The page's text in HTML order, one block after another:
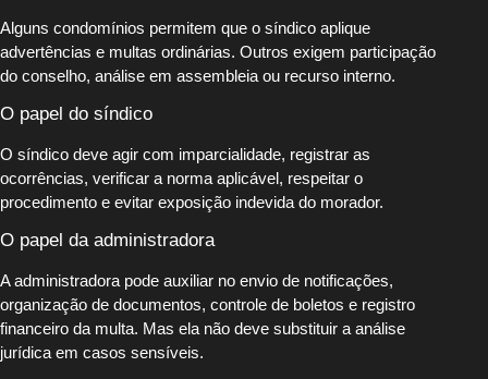
Alguns condomínios permitem que o síndico aplique
advertências e multas ordinárias. Outros exigem participação
do conselho, análise em assembleia ou recurso interno.
O papel do síndico
O síndico deve agir com imparcialidade, registrar as
ocorrências, verificar a norma aplicável, respeitar o
procedimento e evitar exposição indevida do morador.
O papel da administradora
A administradora pode auxiliar no envio de notificações,
organização de documentos, controle de boletos e registro
financeiro da multa. Mas ela não deve substituir a análise
jurídica em casos sensíveis.